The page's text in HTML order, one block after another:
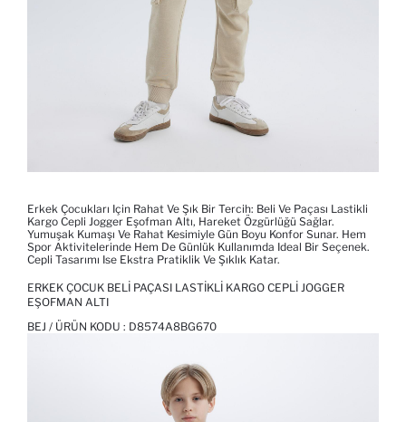
Erkek Çocukları Için Rahat Ve Şık Bir Tercih: Beli Ve Paçası Lastikli
Kargo Cepli Jogger Eşofman Altı, Hareket Özgürlüğü Sağlar.
Yumuşak Kumaşı Ve Rahat Kesimiyle Gün Boyu Konfor Sunar. Hem
Spor Aktivitelerinde Hem De Günlük Kullanımda Ideal Bir Seçenek.
Cepli Tasarımı Ise Ekstra Pratiklik Ve Şıklık Katar.
ERKEK ÇOCUK BELI PAÇASI LASTIKLI KARGO CEPLI JOGGER
EŞOFMAN ALTI
BEJ / ÜRÜN KODU : D8574A8BG670